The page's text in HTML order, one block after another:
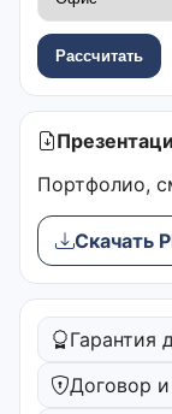
Рассчитать
Портфолио,
Скачать
Гарантия
Договор